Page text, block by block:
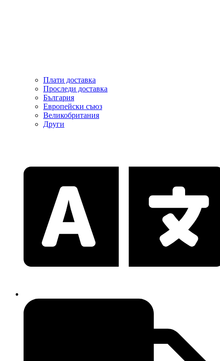
Плати доставка
Проследи доставка
България
Европейски съюз
Великобритания
Други